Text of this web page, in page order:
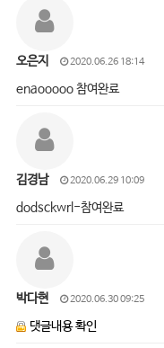
오은지 2020.06.26 18:14
enaooooo 참여완료
김경남 2020.06.29 10:09
dodsckwrl-참여완료
박다현 2020.06.30 09:25
댓글내용 확인